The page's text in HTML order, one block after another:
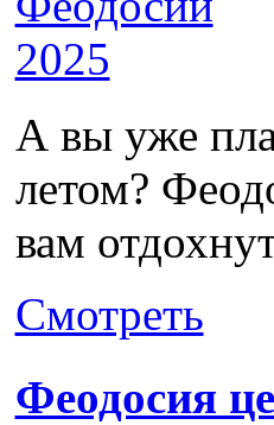
А вы уже
летом?
вам
Смотреть
Феодосия